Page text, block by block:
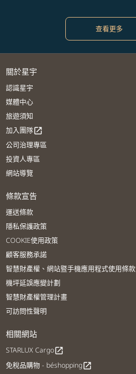
查看更多
關於星宇
認識星宇
媒體中心
旅遊須知
加入團隊open_in_new
公司治理專區
投資人專區
網站導覽
條款宣告
運送條款
隱私保護政策
COOKIE使用政策
顧客服務承諾
智慧財產權、網站暨手機應用程式使用條款
機坪延誤應變計劃
智慧財產權管理計畫
可訪問性聲明
相關網站
STARLUX Cargoopen_in_new
免稅品購物 - béshoppingopen_in_new